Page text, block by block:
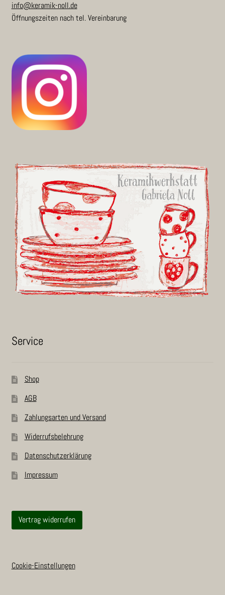
info@keramik-noll.de
Öffnungszeiten nach tel. Vereinbarung
Ser­vice
Shop
AGB
Zah­lungs­ar­ten und Versand
Wider­rufs­be­leh­rung
Daten­schutz­er­klä­rung
Impres­sum
Vertrag widerrufen
Cookie-Einstellungen